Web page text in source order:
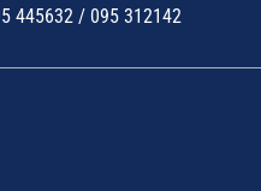
445632 / 095 312142